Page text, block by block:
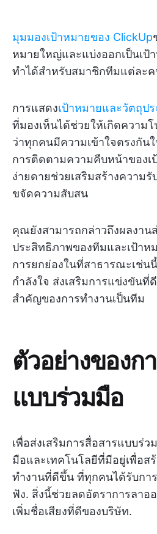
มุมมองเป้าหมายของ ClickUp
หมายใหญ่และแบ่งออกเป็นเป้
ทำได้สำหรับสมาชิกทีมแต่ละ
การแสดงเป้าหมายและวัตถุป
ที่มองเห็นได้ช่วยให้เกิดความ
ว่าทุกคนมีความเข้าใจตรงกัน
การติดตามความคืบหน้าของเ
ง่ายดายช่วยเสริมสร้างความ
ขจัดความสับสน
คุณยังสามารถกล่าวถึงผลงา
ประสิทธิภาพของทีมและเป้าห
การยกย่องในที่สาธารณะเช่น
กำลังใจ ส่งเสริมการแข่งขันที่
สำคัญของการทำงานเป็นทีม
ตัวอย่างของก
แบบร่วมมือ
เพื่อส่งเสริมการสื่อสารแบบร่
มือและเทคโนโลยีที่มีอยู่เพื่อส
ทำงานที่ดีขึ้น ที่ทุกคนได้รับกา
ฟัง. สิ่งนี้ช่วยลดอัตราการลาอ
เพิ่มชื่อเสียงที่ดีของบริษัท.